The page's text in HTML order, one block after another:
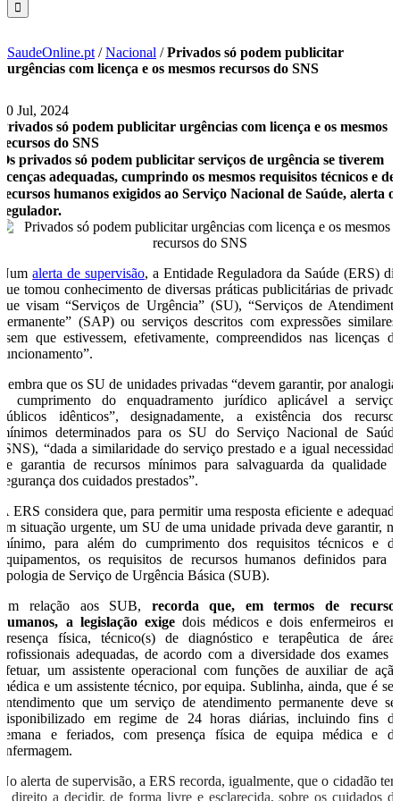
SaudeOnline.pt /Nacional /Privados só podem publicitar
urgências com licença e os mesmos recursos do SNS
10 Jul, 2024
Privados só podem publicitar urgências com licença e os mesmos
recursos do SNS
Os privados só podem publicitar serviços de urgência se tiverem
licenças adequadas, cumprindo os mesmos requisitos técnicos e de
recursos humanos exigidos ao Serviço Nacional de Saúde, alerta o
regulador.
Numalerta de supervisão, a Entidade Reguladora da Saúde (ERS) diz
que tomou conhecimento de diversas práticas publicitárias de privados
que visam “Serviços de Urgência” (SU), “Serviços de Atendimento
Permanente” (SAP) ou serviços descritos com expressões similares,
“sem que estivessem, efetivamente, compreendidos nas licenças de
funcionamento”.
Lembra que os SU de unidades privadas “devem garantir, por analogia,
o cumprimento do enquadramento jurídico aplicável a serviços
públicos idênticos”, designadamente, a existência dos recursos
mínimos determinados para os SU do Serviço Nacional de Saúde
(SNS), “dada a similaridade do serviço prestado e a igual necessidade
de garantia de recursos mínimos para salvaguarda da qualidade e
segurança dos cuidados prestados”.
A ERS considera que, para permitir uma resposta eficiente e adequada
em situação urgente, um SU de uma unidade privada deve garantir, no
mínimo, para além do cumprimento dos requisitos técnicos e de
equipamentos, os requisitos de recursos humanos definidos para a
tipologia de Serviço de Urgência Básica (SUB).
Em relação aos SUB, recorda que, em termos de recursos
humanos, a legislação exigedois médicos e dois enfermeiros em
presença física, técnico(s) de diagnóstico e terapêutica de áreas
profissionais adequadas, de acordo com a diversidade dos exames a
efetuar, um assistente operacional com funções de auxiliar de ação
médica e um assistente técnico, por equipa. Sublinha, ainda, que é seu
entendimento que um serviço de atendimento permanente deve ser
disponibilizado em regime de 24 horas diárias, incluindo fins de
semana e feriados, com presença física de equipa médica e de
enfermagem.
No alerta de supervisão, a ERS recorda, igualmente, que o cidadão tem
o direito a decidir, de forma livre e esclarecida, sobre os cuidados de